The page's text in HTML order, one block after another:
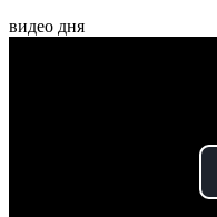
видео дня